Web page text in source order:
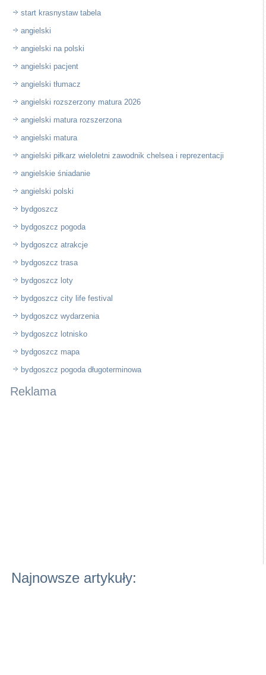
start krasnystaw tabela
angielski
angielski na polski
angielski pacjent
angielski tłumacz
angielski rozszerzony matura 2026
angielski matura rozszerzona
angielski matura
angielski piłkarz wieloletni zawodnik chelsea i reprezentacji
angielskie śniadanie
angielski polski
bydgoszcz
bydgoszcz pogoda
bydgoszcz atrakcje
bydgoszcz trasa
bydgoszcz loty
bydgoszcz city life festival
bydgoszcz wydarzenia
bydgoszcz lotnisko
bydgoszcz mapa
bydgoszcz pogoda długoterminowa
Reklama
Najnowsze artykuły: